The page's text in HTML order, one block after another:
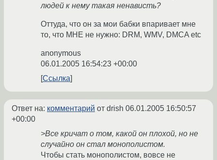
людей к нему такая ненависть?
Оттуда, что он за мои бабки впаривает мне
то, что МНЕ не нужно: DRM, WMV, DMCA etc
anonymous
06.01.2005 16:54:23 +00:00
Ссылка
Ответ на: комментарий от drish 06.01.2005 16:50:57
+00:00
>Все кричат о том, какой он плохой, но не
случайно он стал монополистом.
Чтобы стать монополистом, вовсе не